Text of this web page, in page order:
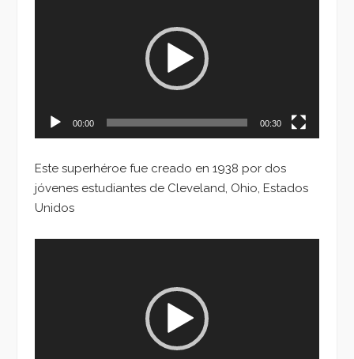
00:00 00:30
Este superhéroe fue creado en 1938 por dos
jóvenes estudiantes de Cleveland, Ohio, Estados
Unidos